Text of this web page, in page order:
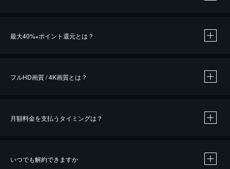
最大40%※ポイント還元とは？
※40％ポイント還元の対象は、クレジットカード決済による作品の購入 / レンタルです。
フルHD画質 / 4K画質とは？
月額料金を支払うタイミングは？
いつでも解約できますか